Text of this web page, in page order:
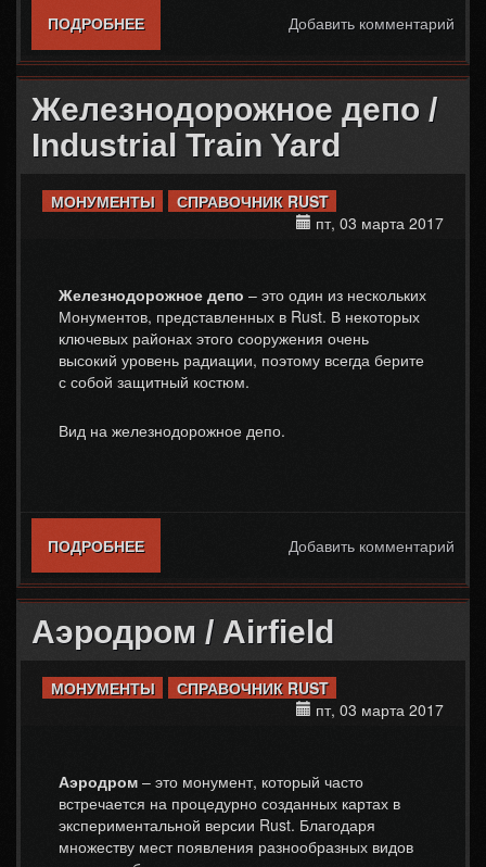
ПОДРОБНЕЕО ВОЕННЫЕ ТУННЕЛИ / MILITARY
TUNNELS
Добавить комментарий
Железнодорожное депо /
Industrial Train Yard
МОНУМЕНТЫ
СПРАВОЧНИК RUST
пт, 03 марта 2017
Железнодорожное депо – это один из нескольких
Монументов, представленных в Rust. В некоторых
ключевых районах этого сооружения очень
высокий уровень радиации, поэтому всегда берите
с собой защитный костюм.
Вид на железнодорожное депо.
ПОДРОБНЕЕО ЖЕЛЕЗНОДОРОЖНОЕ ДЕПО /
INDUSTRIAL TRAIN YARD
Добавить комментарий
Аэродром / Airfield
МОНУМЕНТЫ
СПРАВОЧНИК RUST
пт, 03 марта 2017
Аэродром – это монумент, который часто
встречается на процедурно созданных картах в
экспериментальной версии Rust. Благодаря
множеству мест появления разнообразных видов